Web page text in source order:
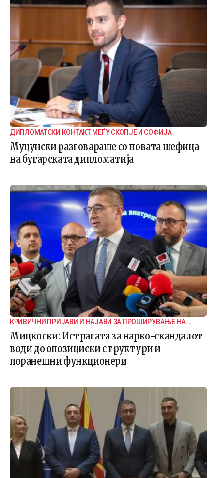
ДИПЛОМАТСКИ КОНТАКТ МЕЃУ СКОПЈЕ И СОФИЈА
Муцунски разговараше со новата шефица
на бугарската дипломатија
КРИВИЧНИ ПРИЈАВИ И НАЈАВИ ЗА ПРОШИРУВАЊЕ НА
ИСТРАГАТА
Мицкоски: Истрагата за нарко-скандалот
води до опозициски структури и
поранешни функционери